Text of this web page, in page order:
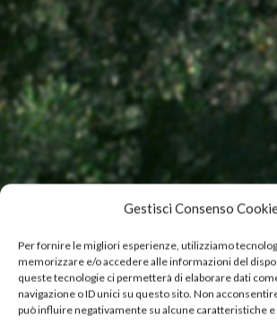
Gestisci Consenso
Per fornire le migliori esperienze, utilizziamo
memorizzare e/o accedere alle informazioni del
queste tecnologie ci permetterà di elaborare dati
navigazione o ID unici su questo sito. Non
può influire negativamente su alcune caratteristiche